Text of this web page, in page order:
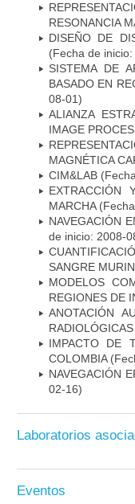
RESONANCIA
DISEÑO DE
(Fecha de
SISTEMA DE
BASADO EN
08-01)
ALIANZA
IMAGE
MAGNÉTICA
CIM&LAB
EXTRACCIÓN
MARCHA
NAVEGACIÓN
de inicio: 2008-
SANGRE
MODELOS
REGIONES DE
ANOTACIÓN
IMPACTO DE
COLOMBIA
NAVEGACIÓN
02-16)
Laboratorios
Eventos